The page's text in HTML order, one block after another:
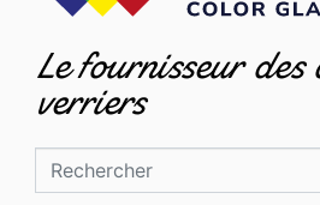
Le fournisseur
verriers